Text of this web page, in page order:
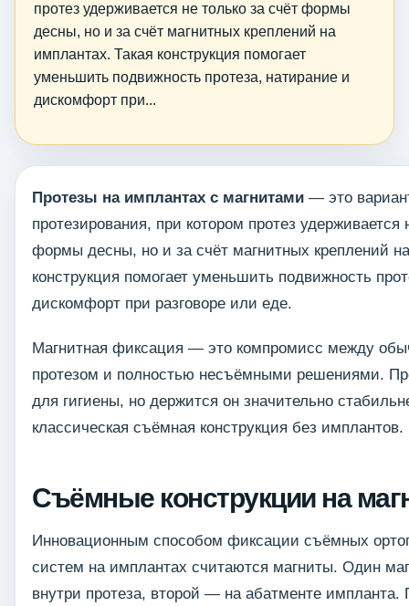
протез удерживается не только за счёт формы
десны, но и за счёт магнитных креплений на
имплантах. Такая конструкция помогает
уменьшить подвижность протеза, натирание и
дискомфорт при...
Протезы на имплантах с магнитами — это
протезирования, при котором протез удерживается
формы десны, но и за счёт магнитных креплений
конструкция помогает уменьшить подвижность
дискомфорт при разговоре или еде.
Магнитная фиксация — это компромисс между
протезом и полностью несъёмными решениями.
для гигиены, но держится он значительно
классическая съёмная конструкция без имплантов.
Съёмные конструкции на
Инновационным способом фиксации съёмных
систем на имплантах считаются магниты. Один
внутри протеза, второй — на абатменте импланта.